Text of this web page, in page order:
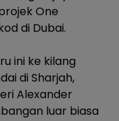
One
di Dubai.
ini ke kilang
di Sharjah,
Alexander
luar biasa